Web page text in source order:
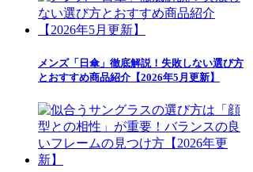
メンズ「日傘」徹底解説！失敗しない選び方
とおすすめ商品紹介【2026年5月更新】